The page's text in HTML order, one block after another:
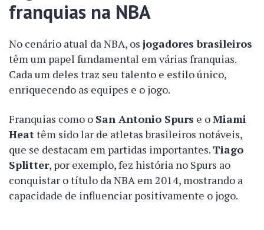
franquias na NBA
No cenário atual da NBA, os jogadores brasileiros
têm um papel fundamental em várias franquias.
Cada um deles traz seu talento e estilo único,
enriquecendo as equipes e o jogo.
Franquias como o San Antonio Spurs e oMiami
Heattêm sido lar de atletas brasileiros notáveis,
que se destacam em partidas importantes.Tiago
Splitter, por exemplo, fez história no Spurs ao
conquistar o título da NBA em 2014, mostrando a
capacidade de influenciar positivamente o jogo.